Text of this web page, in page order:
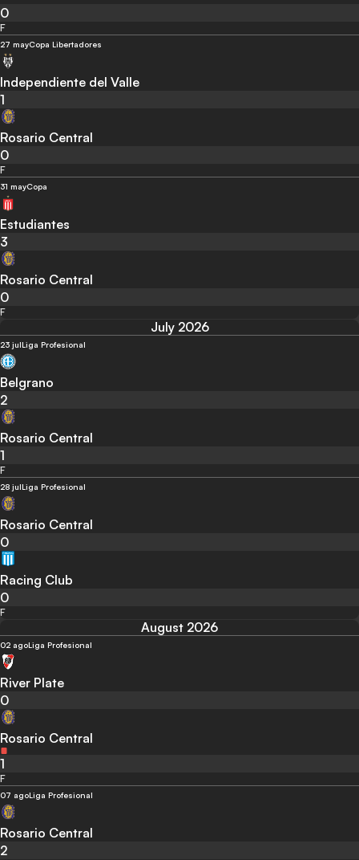
0
F
27 mayCopa Libertadores
Independiente del Valle
1
Rosario Central
0
F
31 mayCopa
Estudiantes
3
Rosario Central
0
F
July 2026
23 julLiga Profesional
Belgrano
2
Rosario Central
1
F
28 julLiga Profesional
Rosario Central
0
Racing Club
0
F
August 2026
02 agoLiga Profesional
River Plate
0
Rosario Central
1
F
07 agoLiga Profesional
Rosario Central
2